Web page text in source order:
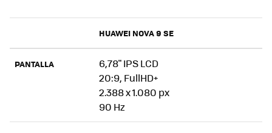
HUAWEI NOVA 9 SE
PANTALLA
6,78" IPS LCD
20:9, FullHD+
2.388 x 1.080 px
90 Hz